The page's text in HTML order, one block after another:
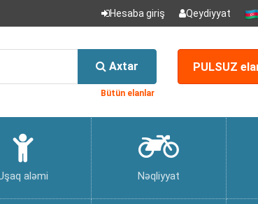
Hesaba giriş Qeydiyyat
Axtar
Bütün elanlar
PULSUZ
aləmi Nəqliyyat